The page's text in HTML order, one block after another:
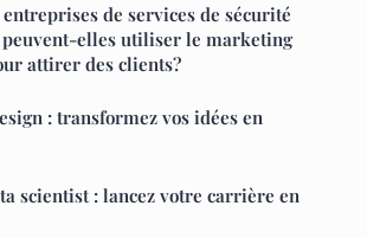
de services de sécurité
elles utiliser le marketing
attirer des clients?
: transformez vos idées en
scientist : lancez votre carrière en